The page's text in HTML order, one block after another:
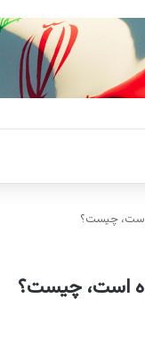
چیست؟
است، چیست؟